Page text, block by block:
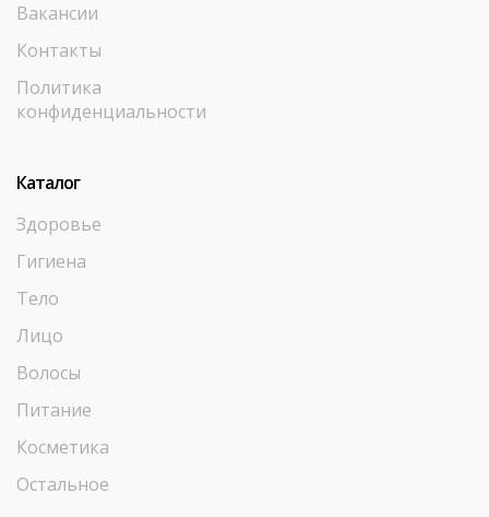
Вакансии
Контакты
Политика
конфиденциальности
Каталог
Здоровье
Гигиена
Тело
Лицо
Волосы
Питание
Косметика
Остальное